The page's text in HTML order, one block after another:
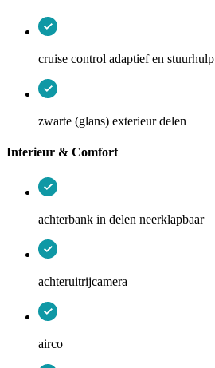
cruise control adaptief en stuurhulp
zwarte (glans) exterieur delen
Interieur & Comfort
achterbank in delen neerklapbaar
achteruitrijcamera
airco